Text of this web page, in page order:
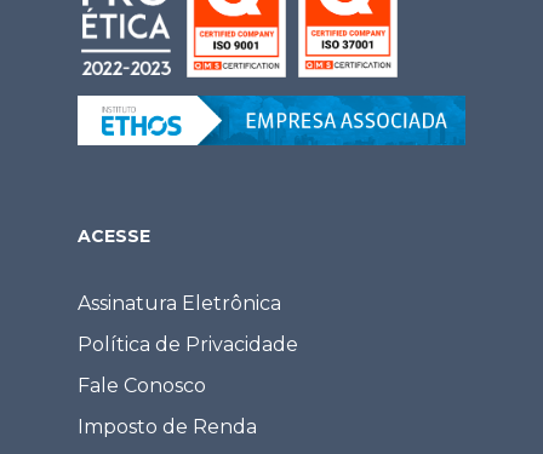
ACESSE
Assinatura Eletrônica
Política de Privacidade
Fale Conosco
Imposto de Renda